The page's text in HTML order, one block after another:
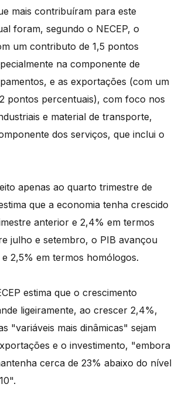
mais contribuíram para este
foram, segundo o NECEP, o
um contributo de 1,5 pontos
na componente de
e as exportações (com um
pontos percentuais), com foco nos
e material de transporte,
dos serviços, que inclui o
apenas ao quarto trimestre de
que a economia tenha crescido
anterior e 2,4% em termos
julho e setembro, o PIB avançou
2,5% em termos homólogos.
estima que o crescimento
ligeiramente, ao crescer 2,4%,
"variáveis mais dinâmicas" sejam
e o investimento, "embora
cerca de 23% abaixo do nível